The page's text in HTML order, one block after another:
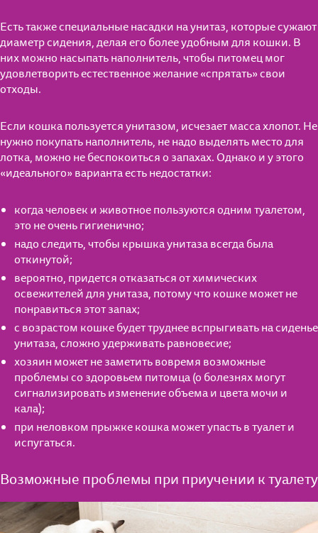
Есть также специальные насадки на унитаз, которые сужают
диаметр сидения, делая его более удобным для кошки. В
них можно насыпать наполнитель, чтобы питомец мог
удовлетворить естественное желание «спрятать» свои
отходы.
Если кошка пользуется унитазом, исчезает масса хлопот. Не
нужно покупать наполнитель, не надо выделять место для
лотка, можно не беспокоиться о запахах. Однако и у этого
«идеального» варианта есть недостатки:
когда человек и животное пользуются одним туалетом,
это не очень гигиенично;
надо следить, чтобы крышка унитаза всегда была
откинутой;
вероятно, придется отказаться от химических
освежителей для унитаза, потому что кошке может не
понравиться этот запах;
с возрастом кошке будет труднее вспрыгивать на сиденье
унитаза, сложно удерживать равновесие;
хозяин может не заметить вовремя возможные
проблемы со здоровьем питомца (о болезнях могут
сигнализировать изменение объема и цвета мочи и
кала);
при неловком прыжке кошка может упасть в туалет и
испугаться.
Возможные проблемы при приучении к туалету